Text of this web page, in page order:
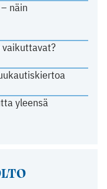
näin
yleensä